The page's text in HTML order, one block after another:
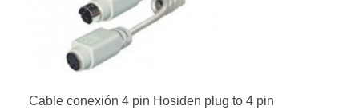
Cable conexión 4 pin Hosiden plug to 4 pin